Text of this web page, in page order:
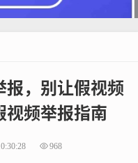
报，别让假视频
视频举报指南
968